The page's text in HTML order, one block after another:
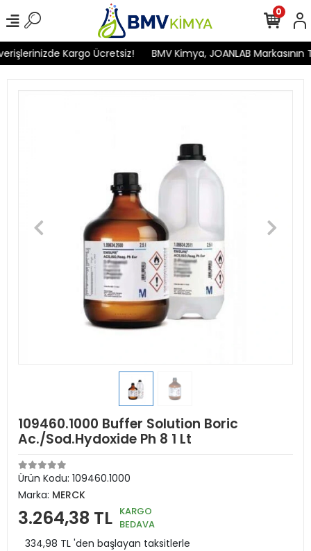
Kargo Ücretsiz! BMV Kimya, JOANLAB
0
109460.1000 Buffer Solution Boric
Ac./Sod.Hydoxide Ph 8 1 Lt
Ürün Kodu: 109460.1000
Marka: MERCK
3.264,38 TL KARGO
BEDAVA
334,98 TL 'den başlayan taksitlerle